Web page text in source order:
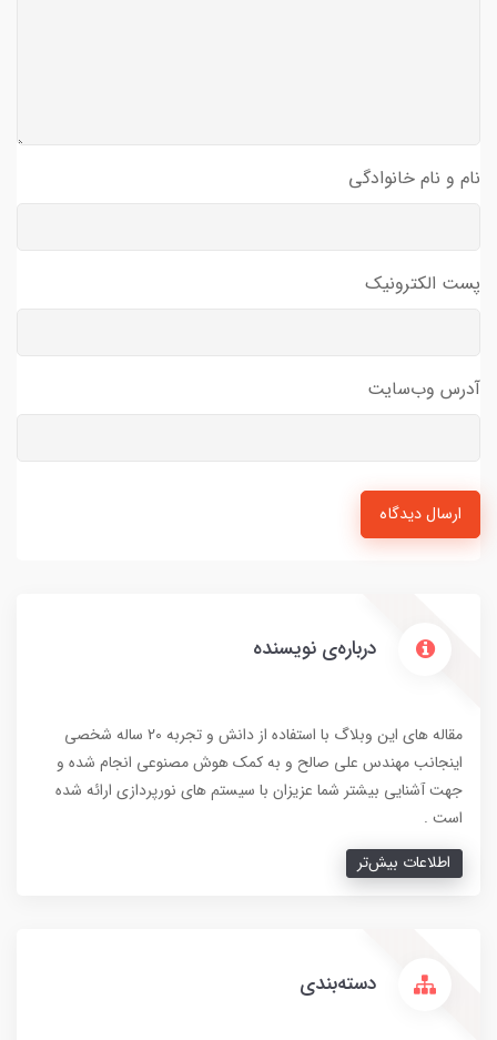
نام و نام خانوادگی
پست الکترونیک
آدرس وب‌سایت
ارسال دیدگاه
درباره‌ی نویسنده
مقاله های این وبلاگ با استفاده از دانش و تجربه 20 ساله شخصی
اینجانب مهندس علی صالح و به کمک هوش مصنوعی انجام شده و
جهت آشنایی بیشتر شما عزیزان با سیستم های نورپردازی ارائه شده
است .
اطلاعات بیش‌تر
دسته‌بندی